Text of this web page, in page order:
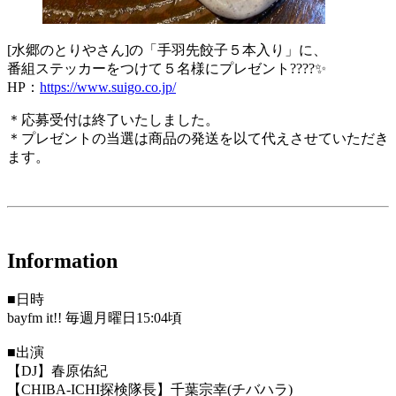
[水郷のとりやさん]の「手羽先餃子５本入り」に、
番組ステッカーをつけて５名様にプレゼント????✨
HP： https://www.suigo.co.jp/
＊応募受付は終了いたしました。
＊プレゼントの当選は商品の発送を以て代えさせていただき
ます。
Information
■日時
bayfm it!! 毎週月曜日15:04頃
■出演
【DJ】春原佑紀
【CHIBA-ICHI探検隊長】千葉宗幸(チバハラ)